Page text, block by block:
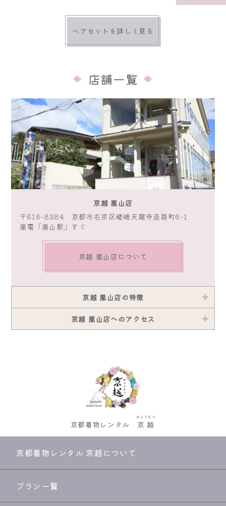
ヘアセットを詳しく見る
店舗一覧
京越 嵐山店
〒616-8384 京都市右京区嵯峨天龍寺造路町6-1
嵐電「嵐山駅」すぐ
京越 嵐山店について
京越 嵐山店の特徴
京越 嵐山店へのアクセス
京都着物レンタル 京越
きょうえつ
京都着物レンタル 京越について
プラン一覧